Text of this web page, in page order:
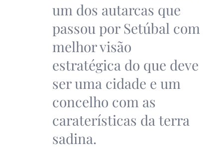
um dos autarcas que
passou por Setúbal com
melhor visão
estratégica do que deve
ser uma cidade e um
concelho com as
caraterísticas da terra
sadina.